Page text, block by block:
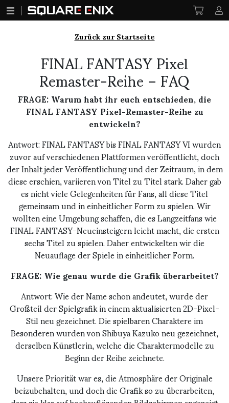
Zurück zur Startseite
FINAL FANTASY Pixel
Remaster-Reihe – FAQ
FRAGE: Warum habt ihr euch entschieden, die
FINAL FANTASY Pixel-Remaster-Reihe zu
entwickeln?
Antwort: FINAL FANTASY bis FINAL FANTASY VI wurden
zuvor auf verschiedenen Plattformen veröffentlicht, doch
der Inhalt jeder Veröffentlichung und der Zeitraum, in dem
diese erschien, variieren von Titel zu Titel stark. Daher gab
es nicht viele Gelegenheiten für Fans, all diese Titel
gemeinsam und in einheitlicher Form zu spielen. Wir
wollten eine Umgebung schaffen, die es Langzeitfans wie
FINAL FANTASY-Neueinsteigern leicht macht, die ersten
sechs Titel zu spielen. Daher entwickelten wir die
Neuauflage der Spiele in einheitlicher Form.
FRAGE: Wie genau wurde die Grafik überarbeitet?
Antwort: Wie der Name schon andeutet, wurde der
Großteil der Spielgrafik in einem aktualisierten 2D-Pixel-
Stil neu gezeichnet. Die spielbaren Charaktere im
Besonderen wurden von Shibuya Kazuko neu gezeichnet,
derselben Künstlerin, welche die Charaktermodelle zu
Beginn der Reihe zeichnete.
Unsere Priorität war es, die Atmosphäre der Originale
beizubehalten, und doch die Grafik so zu überarbeiten,